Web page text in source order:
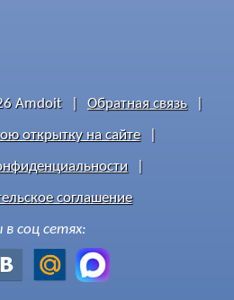
Amdoit Обратная связь
открытку на сайте
соглашение
соц сетях: